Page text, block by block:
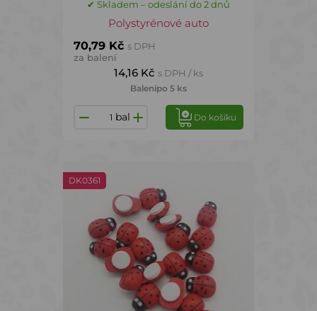
✔ Skladem – odeslání do 2 dnů
Polystyrénové auto
70,79 Kč s DPH
za balení
14,16 Kč s DPH / ks
Balenípo 5 ks
bal Do košíku
DK0361